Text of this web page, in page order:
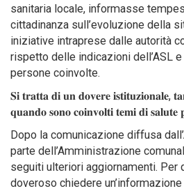
sanitaria locale, informasse
cittadinanza sull’evoluzione della
iniziative intraprese dalle autorità
rispetto delle indicazioni dell’ASL
persone coinvolte.
𝐒𝐢 𝐭𝐫𝐚𝐭𝐭𝐚 𝐝𝐢 𝐮𝐧 𝐝𝐨𝐯𝐞𝐫𝐞 𝐢𝐬𝐭𝐢𝐭𝐮𝐳𝐢𝐨𝐧𝐚𝐥𝐞,
𝐪𝐮𝐚𝐧𝐝𝐨 𝐬𝐨𝐧𝐨 𝐜𝐨𝐢𝐧𝐯𝐨𝐥𝐭𝐢 𝐭𝐞𝐦𝐢 𝐝𝐢 𝐬𝐚𝐥𝐮𝐭𝐞
Dopo la comunicazione diffusa
parte dell’Amministrazione
seguiti ulteriori aggiornamenti. Per
doveroso chiedere